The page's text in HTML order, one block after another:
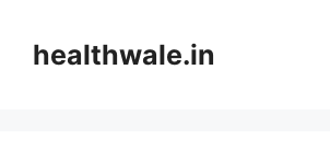
contenthealthwale.in